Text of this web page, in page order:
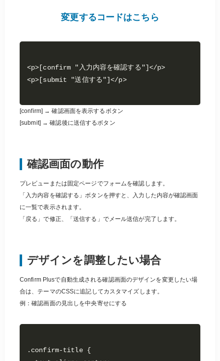
変更するコードはこちら
<p>[confirm "入力内容を確認する"]</p>
<p>[submit "送信する"]</p>
[confirm] → 確認画面を表示するボタン
[submit] → 確認後に送信するボタン
確認画面の動作
プレビューまたは固定ページでフォームを確認します。
「入力内容を確認する」ボタンを押すと、入力した内容が確認画面
に一覧で表示されます。
「戻る」で修正、「送信する」でメール送信が完了します。
デザインを調整したい場合
Confirm Plusで自動生成される確認画面のデザインを変更したい場
合は、テーマのCSSに追記してカスタマイズします。
例：確認画面の見出しを中央寄せにする
.confirm-title {